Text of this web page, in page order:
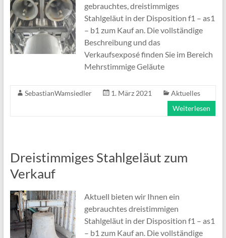
gebrauchtes, dreistimmiges
Stahlgeläut in der Disposition f1 – as1
– b1 zum Kauf an. Die vollständige
Beschreibung und das
Verkaufsexposé finden Sie im Bereich
Mehrstimmige Geläute
SebastianWamsiedler 1. März 2021
Aktuelles
Weiterlesen
Dreistimmiges Stahlgeläut zum
Verkauf
Aktuell bieten wir Ihnen ein
gebrauchtes dreistimmigen
Stahlgeläut in der Disposition f1 – as1
– b1 zum Kauf an. Die vollständige